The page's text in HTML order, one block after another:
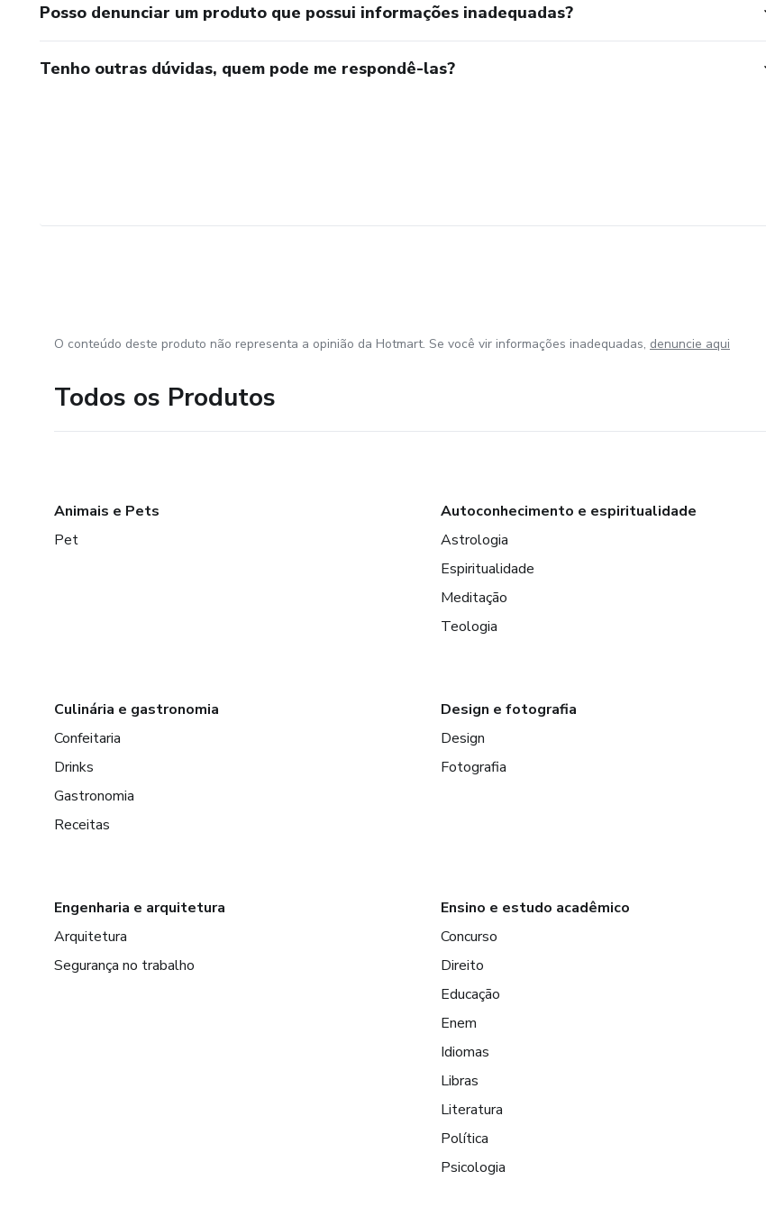
Posso denunciar um produto que possui informações inadequadas?
Tenho outras dúvidas, quem pode me respondê-las?
O conteúdo deste produto não representa a opinião da Hotmart. Se você vir informações inadequadas, denuncie aqui
Todos os Produtos
Animais e Pets
Pet
Autoconhecimento e espiritualidade
Astrologia
Espiritualidade
Meditação
Teologia
Culinária e gastronomia
Confeitaria
Drinks
Gastronomia
Receitas
Design e fotografia
Design
Fotografia
Engenharia e arquitetura
Arquitetura
Segurança no trabalho
Ensino e estudo acadêmico
Concurso
Direito
Educação
Enem
Idiomas
Libras
Literatura
Política
Psicologia